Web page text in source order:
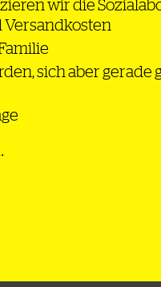
wir die
Versandkosten
sich aber gerade